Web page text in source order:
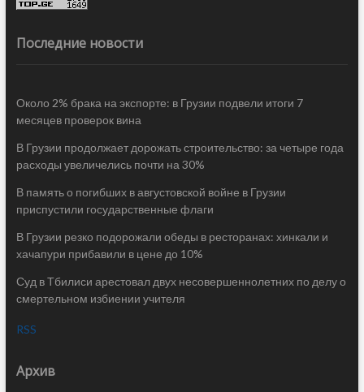
Последние новости
Около 2% брака на экспорте: в Грузии подвели итоги 7
месяцев проверок вина
В Грузии продолжает дорожать строительство: за четыре года
расходы увеличелись почти на 30%
В память о погибших в августовской войне в Грузии
приспустили государственные флаги
В Грузии резко подорожали обеды в ресторанах: хинкали и
хачапури прибавили в цене до 10%
Суд в Тбилиси арестовал двух несовершеннолетних по делу о
смертельном избиении учителя
RSS
Архив